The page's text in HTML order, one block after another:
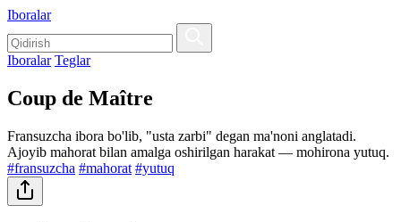
Iboralar
Iboralar Teglar
Coup de Maître
Fransuzcha ibora bo'lib, "usta zarbi" degan ma'noni anglatadi.
Ajoyib mahorat bilan amalga oshirilgan harakat — mohirona yutuq.
#fransuzcha #mahorat #yutuq